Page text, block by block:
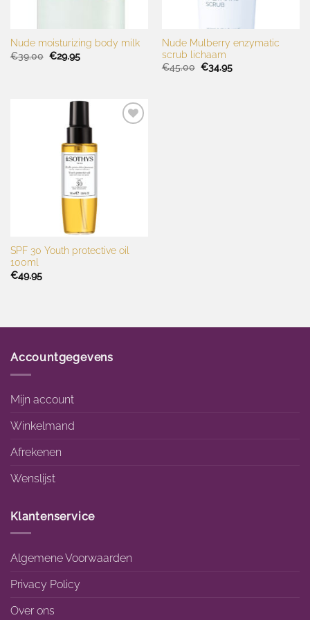
Nude moisturizing body milk
€39.00 Oorspronkelijke
prijs
€29.95Huidige
prijs
Nude Mulberry enzymatic
scrub lichaam
€45.00 Oorspronkelijke
prijs
€34.95Huidige
prijs
SPF 30 Youth protective oil
100ml
€49.95
Accountgegevens
Mijn account
Winkelmand
Afrekenen
Wenslijst
Klantenservice
Algemene Voorwaarden
Privacy Policy
Over ons